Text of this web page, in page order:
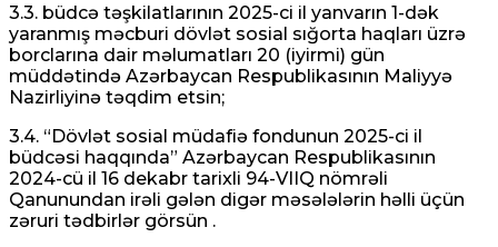
3.3. büdcə təşkilatlarının 2025-ci il yanvarın 1-dək
yaranmış məcburi dövlət sosial sığorta haqları üzrə
borclarına dair məlumatları 20 (iyirmi) gün
müddətində Azərbaycan Respublikasının Maliyyə
Nazirliyinə təqdim etsin;
3.4. “Dövlət sosial müdafiə fondunun 2025-ci il
büdcəsi haqqında” Azərbaycan Respublikasının
2024-cü il 16 dekabr tarixli 94-VIIQ nömrəli
Qanunundan irəli gələn digər məsələlərin həlli üçün
zəruri tədbirlər görsün .